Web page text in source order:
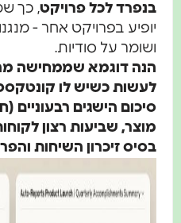
בנפרד לכל פרויקט, כך
יופיע בפרויקט אחר -
ושומר על סודיות.
לעשות כשיש לו
סיכום הישגים רבעוניים
בסיס זיכרון השיחות